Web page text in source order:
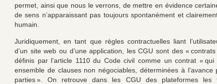
permet, ainsi que nous le verrons, de mettre en évidence
de sens n’apparaissant pas toujours spontanément et
humain.
Juridiquement, en tant que règles contractuelles liant
d’un site web ou d’une application, les CGU sont des « contrats
définis par l’article 1110 du Code civil comme un contrat « qui
ensemble de clauses non négociables, déterminées à l’avance
parties». On retrouve dans les CGU des plateformes les